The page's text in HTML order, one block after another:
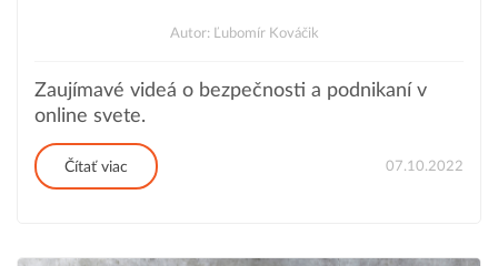
Autor: Ľubomír Kováčik
Zaujímavé videá o bezpečnosti a podnikaní v
online svete.
Čítať viac 07.10.2022